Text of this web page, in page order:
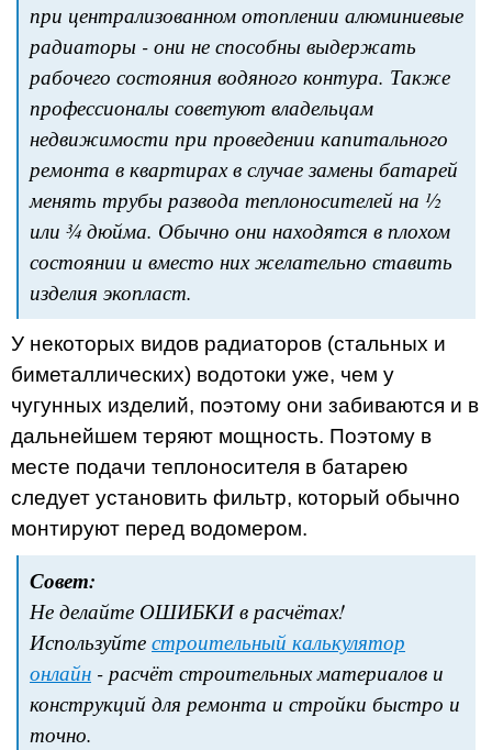
при централизованном отоплении алюминиевые
радиаторы - они не способны выдержать
рабочего состояния водяного контура. Также
профессионалы советуют владельцам
недвижимости при проведении капитального
ремонта в квартирах в случае замены батарей
менять трубы развода теплоносителей на ½
или ¾ дюйма. Обычно они находятся в плохом
состоянии и вместо них желательно ставить
изделия экопласт.
У некоторых видов радиаторов (стальных и
биметаллических) водотоки уже, чем у
чугунных изделий, поэтому они забиваются и в
дальнейшем теряют мощность. Поэтому в
месте подачи теплоносителя в батарею
следует установить фильтр, который обычно
монтируют перед водомером.
Совет:
Не делайте ОШИБКИ в расчётах!
Используйте строительный калькулятор
онлайн - расчёт строительных материалов и
конструкций для ремонта и стройки быстро и
точно.